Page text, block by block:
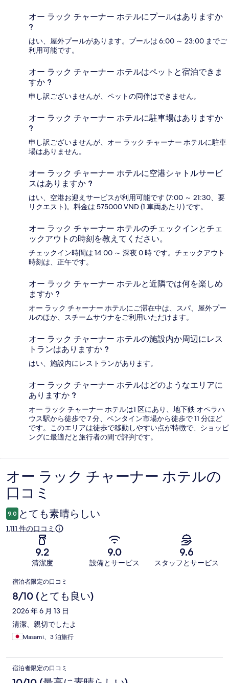
オー ラック チャーナー ホテルにプールはありますか
?
はい、屋外プールがあります。プールは 6:00 ～ 23:00 までご
利用可能です。
オー ラック チャーナー ホテルはペットと宿泊できま
すか ?
申し訳ございませんが、ペットの同伴はできません。
オー ラック チャーナー ホテルに駐車場はありますか
?
申し訳ございませんが、オー ラック チャーナー ホテルに駐車
場はありません。
オー ラック チャーナー ホテルに空港シャトルサービ
スはありますか ?
はい、空港お迎えサービスが利用可能です (7:00 ～ 21:30、要
リクエスト)。料金は 575000 VND (1 車両あたり) です。
オー ラック チャーナー ホテルのチェックインとチェ
ックアウトの時刻を教えてください。
チェックイン時間は 14:00 ～ 深夜 0 時 です。チェックアウト
時刻は、正午です。
オー ラック チャーナー ホテルと近隣では何を楽しめ
ますか ?
オー ラック チャーナー ホテルにご滞在中は、スパ、屋外プー
ルのほか、スチームサウナをご利用いただけます。
オー ラック チャーナー ホテルの施設内か周辺にレス
トランはありますか ?
はい、施設内にレストランがあります。
オー ラック チャーナー ホテルはどのようなエリアに
ありますか ?
オー ラック チャーナー ホテルは1 区にあり、地下鉄 オペラハ
ウス駅から徒歩で 7 分、ベンタイン市場から徒歩で 11 分ほど
です。このエリアは徒歩で移動しやすい点が特徴で、ショッピ
ングに最適だと旅行者の間で評判です。
口
コ
ミ
オー ラック チャーナー ホテルの
口コミ
9.0 とても素晴らしい
1,111 件の口コミ
9.2
清潔度
9.0
設備とサービス
9.6
スタッフとサービス
口
コ
ミ
宿泊者限定の口コミ
8/10 (とても良い)
2026 年 6 月 13 日
清潔、親切でしたよ
Masami、3 泊旅行
宿泊者限定の口コミ